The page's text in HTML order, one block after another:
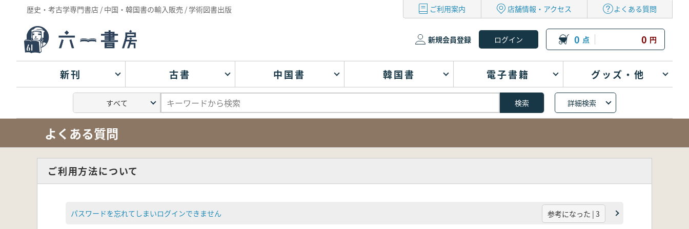
歴史・考古学専門書店 / 中国・韓国書の輸入販売 / 学術図書出版 ご利用案内 店舗情報・アクセス よくある質問
新規会員登録 0 点 0 円
新刊 古書 中国書 韓国書 電子書籍 グッズ・他
詳細検索
よくある質問
ご利用方法について
パスワードを忘れてしまいログインできません 参考になった | 3